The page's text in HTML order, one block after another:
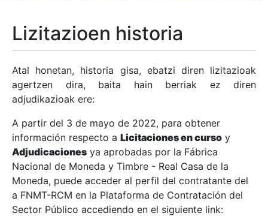
Erakutsi/Ezkutatu
Erakutsi/Ezkutatu
Erakutsi/Ezkutatu
Erakutsi/Ezkutatu
Lizitazioen historia
Atal honetan, historia gisa, ebatzi diren lizitazioak
agertzen dira, baita hain berriak ez diren
adjudikazioak ere:
A partir del 3 de mayo de 2022, para obtener
información respecto a Licitaciones en curso y
Adjudicaciones ya aprobadas por la Fábrica
Nacional de Moneda y Timbre - Real Casa de la
Moneda, puede acceder al perfil del contratante del
a FNMT-RCM en la Plataforma de Contratación del
Sector Público accediendo en el siguiente link: